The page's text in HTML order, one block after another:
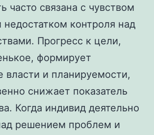
часто связана с чувством
недостатком контроля над
Прогресс к цели,
формирует
власти и планируемости,
снижает показатель
Когда индивид деятельно
решением проблем и